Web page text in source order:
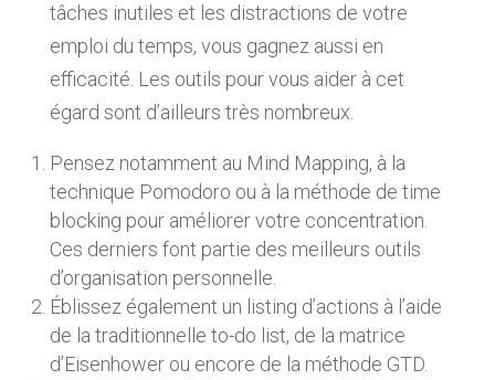
tâches inutiles et les distractions de votre
emploi du temps, vous gagnez aussi en
efficacité. Les outils pour vous aider à cet
égard sont d’ailleurs très nombreux.
Pensez notamment au Mind Mapping, à la
technique Pomodoro ou à la méthode de time
blocking pour améliorer votre concentration.
Ces derniers font partie des meilleurs outils
d’organisation personnelle.
Éblissez également un listing d’actions à l’aide
de la traditionnelle to-do list, de la matrice
d’Eisenhower ou encore de la méthode GTD.